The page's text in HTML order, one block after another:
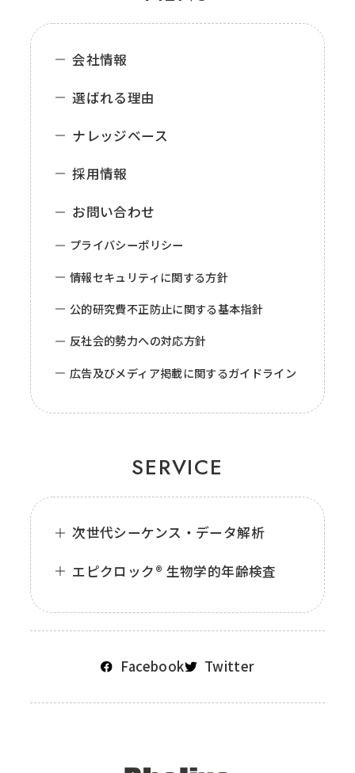
会社情報
選ばれる理由
ナレッジベース
採用情報
お問い合わせ
プライバシーポリシー
情報セキュリティに関する方針
公的研究費不正防止に関する基本指針
反社会的勢力への対応方針
広告及びメディア掲載に関するガイドライン
SERVICE
次世代シーケンス・データ解析
エピクロック® 生物学的年齢検査
Facebook Twitter